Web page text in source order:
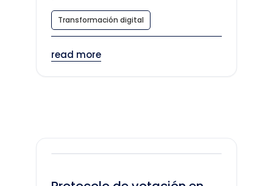
Transformación digital
read more